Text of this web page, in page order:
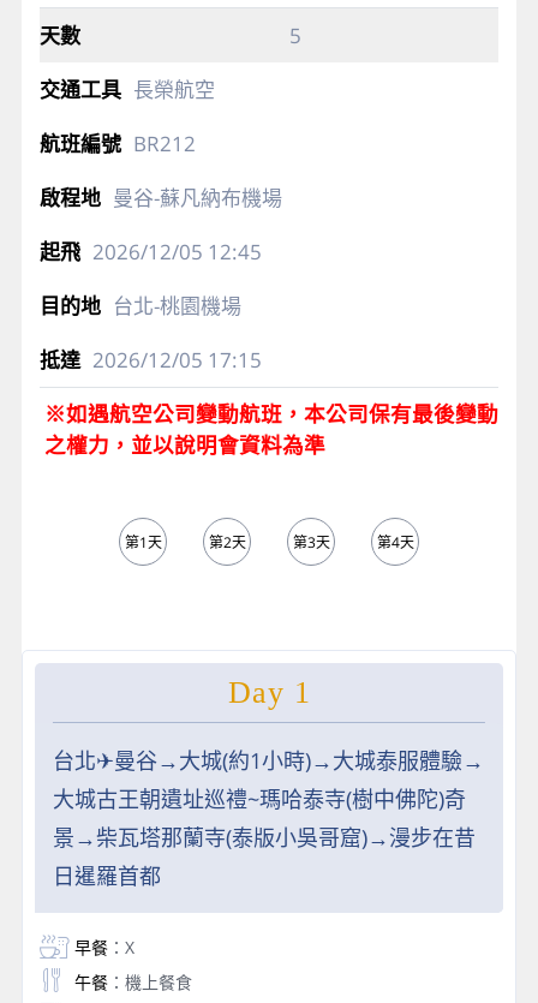
5
長榮航空
BR212
曼谷-蘇凡納布機場
2026/12/05 12:45
台北-桃園機場
2026/12/05 17:15
※如遇航空公司變動航班，本公司保有最後變動
之權力，並以說明會資料為準
第1天 第2天 第3天 第4天
Day 1
台北✈曼谷→大城(約1小時)→大城泰服體驗→
大城古王朝遺址巡禮~瑪哈泰寺(樹中佛陀)奇
景→柴瓦塔那蘭寺(泰版小吳哥窟)→漫步在昔
日暹羅首都
早餐：X
午餐：機上餐食